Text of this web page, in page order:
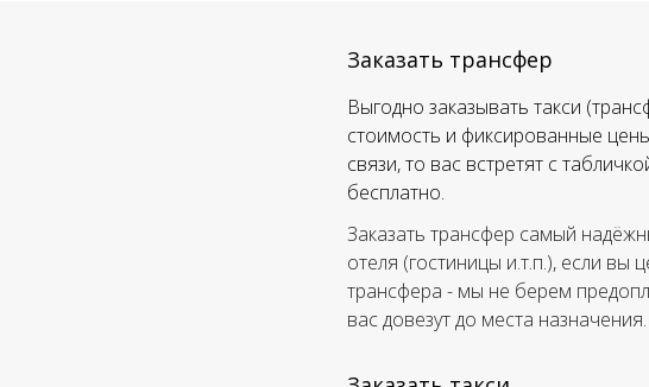
Заказать трансфер самый
отеля (гостиницы и.т.п.), если вы
трансфера - мы не берем
вас довезут до места
Заказать трансфер
Выгодно заказывать такси
стоимость и фиксированные
связи, то вас встретят с
бесплатно.